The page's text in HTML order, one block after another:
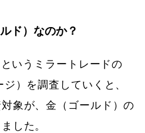
ド）なのか？
いうミラートレードの
）を調査していくと、
象が、金（ゴールド）の
した。